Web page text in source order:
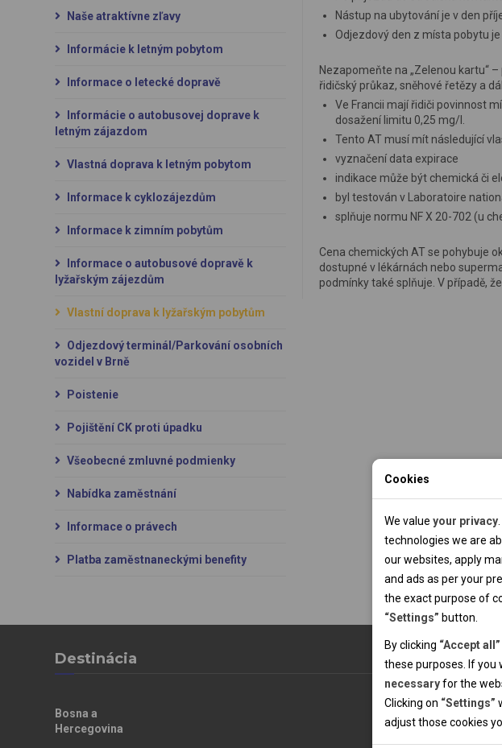
Naše atraktívne zľavy
Informácie k letným pobytom
Informace o letecké dopravě
Informácie o autobusovej doprave k
letným zájazdom
Vlastná doprava k letným pobytom
Informace k cyklozájezdům
Informace k zimním pobytům
Informace o autobusové dopravě k
lyžařským zájezdům
Vlastní doprava k lyžařským pobytům
Odjezdový terminál/Parkování osobních
vozidel v Brně
Poistenie
Pojištění CK proti úpadku
Všeobecné zmluvné podmienky
Nabídka zaměstnání
Informace o právech
Platba zaměstnaneckými benefity
Nástup na ubytování je v den
Odjezdový den z místa pobytu
Nezapomeňte na „Zelenou kartu“
řidičský průkaz, sněhové řetězy a
Ve Francii mají řidiči povinnost
dosažení limitu 0,25 mg/l.
Tento AT musí mít následující
vyznačení data expirace
indikace může být chemická či
byl testován v Laboratoire
splňuje normu NF X 20-702 (u
Cena chemických AT se pohybuje
dostupné v lékárnách nebo
podmínky také splňuje. V případě,
Destinácia
Bosna a
Hercegovina
Cookies
We value your privacy
technologies we are
our websites, apply
and ads as per your
the exact purpose of
“Settings” button.
By clicking “Accept all”
these purposes. If you
necessaryfor the
Clicking on “Settings”
adjust those cookies
Technical cookies
allowing basic
secured sections of
properly without these
Analytical
Thanks to the
of the websites,
reach. Data collected
without any link to a
our use of analytical
Personal cookies
Personal cookies
your specific needs
Marketing